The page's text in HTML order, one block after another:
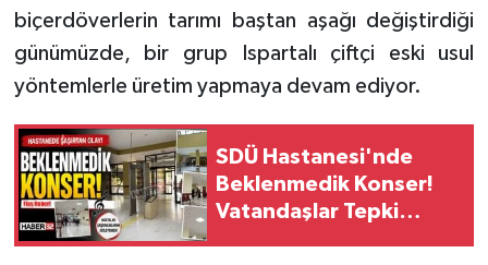
biçerdöverlerin tarımı baştan aşağı değiştirdiği
günümüzde, bir grup Ispartalı çiftçi eski usul
yöntemlerle üretim yapmaya devam ediyor.
SDÜ Hastanesi'nde
Beklenmedik Konser!
Vatandaşlar Tepki
Künye